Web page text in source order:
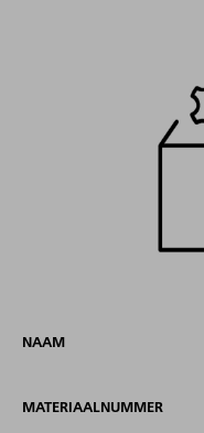
NAAM
MATERIAALNUMMER